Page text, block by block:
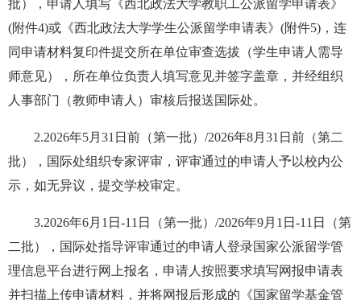
批），申请人填写《西北政法大学教职工公派留学申请表》
(附件4)或《西北政法大学学生公派留学申请表》(附件5)，连
同申请材料复印件提交所在单位审查选拔（学生申请人需导
师意见），所在单位负责人填写意见并签字盖章，并经组织
人事部门（教师申请人）审核后报送国际处。
2.2026年5月31日前（第一批）/2026年8月31日前（第二
批），国际处组织专家评审，评审通过的申请人予以校内公
示，如无异议，提交学校审定。
3.2026年6月1日-11日（第一批）/2026年9月1日-11日（第
二批），国际处指导评审通过的申请人登录国家公派留学管
理信息平台进行网上报名，申请人按照要求填写网报申请表
并扫描上传申请材料，并将网报后形成的《国家留学基金管